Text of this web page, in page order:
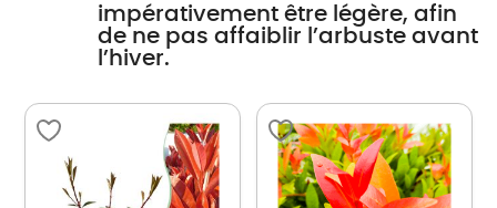
impérativement être légère, afin
de ne pas affaiblir l’arbuste avant
l’hiver.